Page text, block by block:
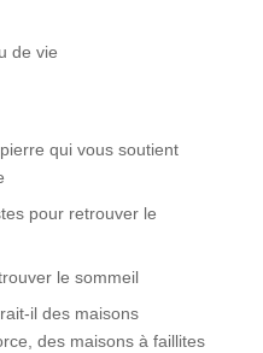
de vie
qui vous soutient
pour retrouver le
le sommeil
il des maisons
des maisons à faillites